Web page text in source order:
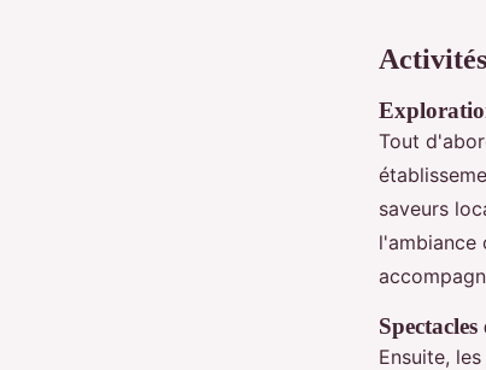
Tout
saveurs
l'ambiance
Ensuite, les